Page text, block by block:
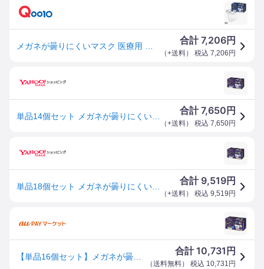
合計7,206円
（+送料） 税込 7,206 円
合計7,650 円
（+送料） 税込 7,650円
合計 9,519円
（+送料） 税込 9,519 円
合計10,731 円
（送料無料） 税込 10,731 円